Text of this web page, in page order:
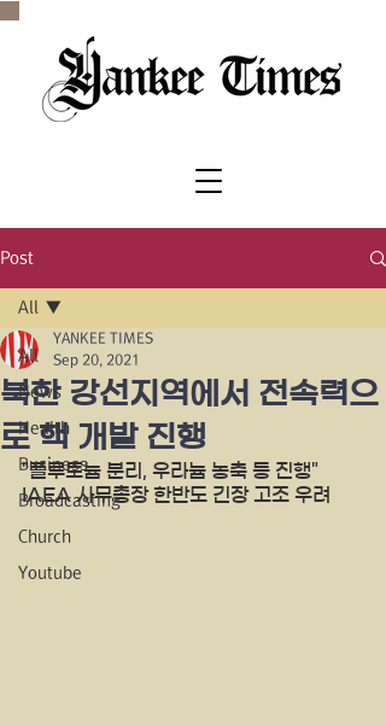
Post
All
News
Health
Business
Broadcasting
Church
Youtube
All
북한 강선지역에서 전속력으
로 핵 개발 진행
YANKEE TIMES
Sep 20, 2021
"플루토늄 분리, 우라늄 농축 등 진행"
IAEA 사무총장 한반도 긴장 고조 우려